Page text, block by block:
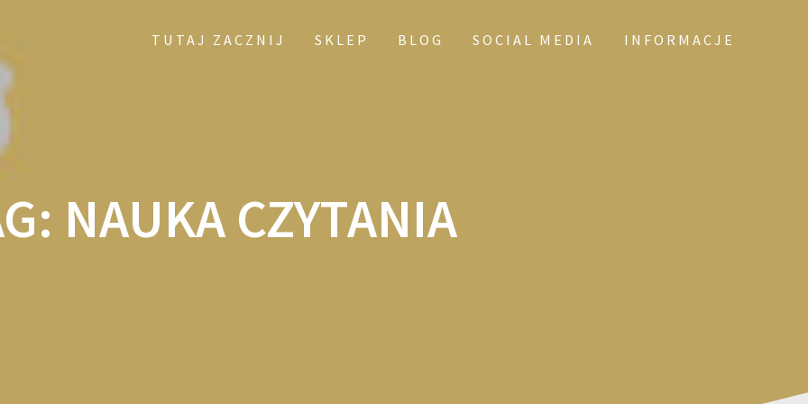
TUTAJ ZACZNIJ SKLEP BLOG SOCIAL MEDIA INFORMACJE
NAUKA CZYTANIA